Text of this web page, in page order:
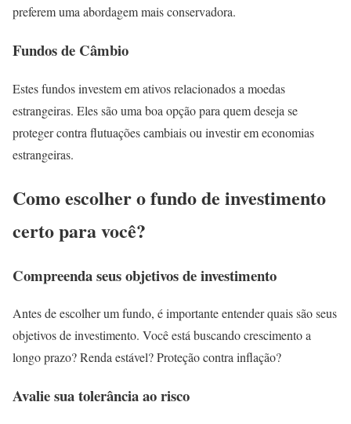
preferem uma abordagem mais conservadora.
Fundos de Câmbio
Estes fundos investem em ativos relacionados a moedas
estrangeiras. Eles são uma boa opção para quem deseja se
proteger contra flutuações cambiais ou investir em economias
estrangeiras.
Como escolher o fundo de investimento
certo para você?
Compreenda seus objetivos de investimento
Antes de escolher um fundo, é importante entender quais são seus
objetivos de investimento. Você está buscando crescimento a
longo prazo? Renda estável? Proteção contra inflação?
Avalie sua tolerância ao risco